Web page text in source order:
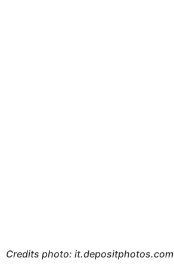
Credits photo: it.depositphotos.com